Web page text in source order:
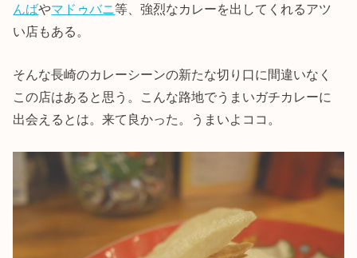
んばやマドゥバニ等、強烈なカレーを出してくれるアツ
い店もある。
そんな長崎のカレーシーンの新たな切り口に間違いなく
この店はあると思う。こんな路地でうまいガチカレーに
出会えるとは。来て良かった。うまいよココ。